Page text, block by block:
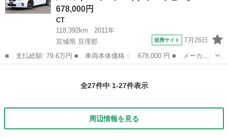
678,000円
CT
118,392km
2011年
宮城県 亘理郡
提携サイト 7月26日
■ 支払総額: 79.6万円 ■ 車両本体価格： 678,000 円 ■ メーカー
名： レクサス ■ 車種名： ＣＴ ■ グレード名： ＣＴ２００
全27件中 1-27件表示
周辺情報を見る